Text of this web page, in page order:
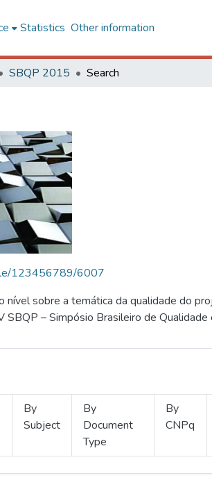
Statistics Other information
SBQP 2015 Search
123456789/6007
sobre a temática da qualidade do
– Simpósio Brasileiro de
By
Subject
By
Document
Type
By
CNPq